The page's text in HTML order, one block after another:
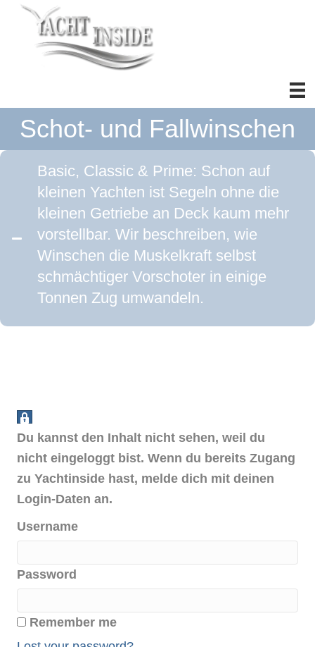
Schot- und Fallwinschen
Basic, Classic & Prime: Schon auf
kleinen Yachten ist Segeln ohne die
kleinen Getriebe an Deck kaum mehr
vorstellbar. Wir beschreiben, wie
Winschen die Muskelkraft selbst
schmächtiger Vorschoter in einige
Tonnen Zug umwandeln.
Du kannst den Inhalt nicht sehen, weil du
nicht eingeloggt bist. Wenn du bereits Zugang
zu Yachtinside hast, melde dich mit deinen
Login-Daten an.
Username
Password
Remember me